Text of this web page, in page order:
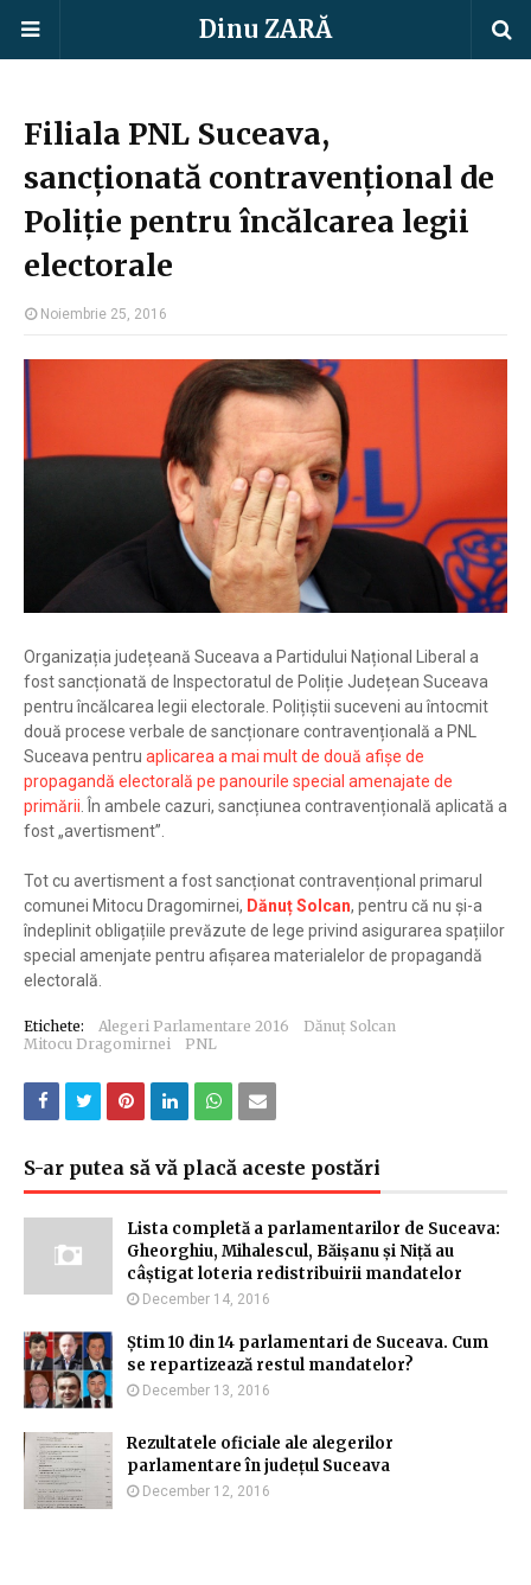
Dinu ZARĂ
Filiala PNL Suceava,
sancționată contravențional de
Poliție pentru încălcarea legii
electorale
Noiembrie 25, 2016
Organizația județeană Suceava a Partidului Național Liberal a
fost sancționată de Inspectoratul de Poliție Județean Suceava
pentru încălcarea legii electorale. Polițiștii suceveni au întocmit
două procese verbale de sancționare contravențională a PNL
Suceava pentru aplicarea a mai mult de două afișe de
propagandă electorală pe panourile special amenajate de
primării . În ambele cazuri, sancțiunea contravențională aplicată a
fost „avertisment”.
Tot cu avertisment a fost sancționat contravențional primarul
comunei Mitocu Dragomirnei, Dănuț Solcan, pentru că nu și-a
îndeplinit obligațiile prevăzute de lege privind asigurarea spațiilor
special amenjate pentru afișarea materialelor de propagandă
electorală.
Etichete: Alegeri Parlamentare 2016
Dănuț Solcan
Mitocu Dragomirnei
PNL
S-ar putea să vă placă aceste postări
Lista completă a parlamentarilor de Suceava:
Gheorghiu, Mihalescul, Băișanu și Niță au
câștigat loteria redistribuirii mandatelor
December 14, 2016
Știm 10 din 14 parlamentari de Suceava. Cum
se repartizează restul mandatelor?
December 13, 2016
Rezultatele oficiale ale alegerilor
parlamentare în județul Suceava
December 12, 2016